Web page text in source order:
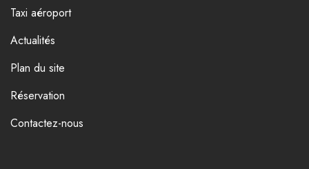
Taxi aéroport
Actualités
Plan du site
Réservation
Contactez-nous